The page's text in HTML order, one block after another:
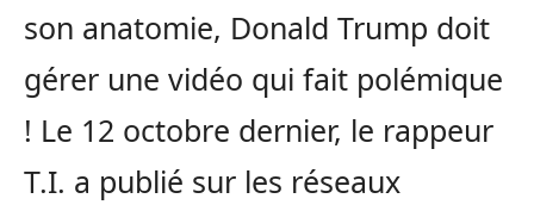
son anatomie, Donald Trump doit
gérer une vidéo qui fait polémique
! Le 12 octobre dernier, le rappeur
T.I. a publié sur les réseaux